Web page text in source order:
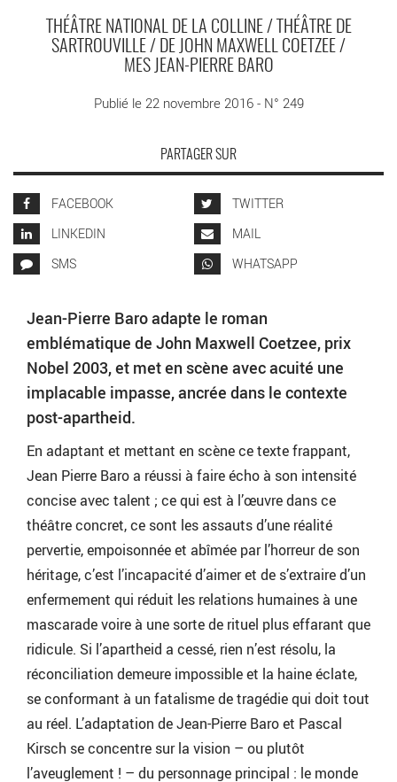
THÉÂTRE NATIONAL DE LA COLLINE / THÉÂTRE DE
SARTROUVILLE / DE JOHN MAXWELL COETZEE /
MES JEAN-PIERRE BARO
Publié le 22 novembre 2016 - N° 249
PARTAGER SUR
FACEBOOK
TWITTER
LINKEDIN
MAIL
SMS
WHATSAPP
Jean-Pierre Baro adapte le roman
emblématique de John Maxwell Coetzee, prix
Nobel 2003, et met en scène avec acuité une
implacable impasse, ancrée dans le contexte
post-apartheid.
En adaptant et mettant en scène ce texte frappant,
Jean Pierre Baro a réussi à faire écho à son intensité
concise avec talent ; ce qui est à l’œuvre dans ce
théâtre concret, ce sont les assauts d’une réalité
pervertie, empoisonnée et abîmée par l’horreur de son
héritage, c’est l’incapacité d’aimer et de s’extraire d’un
enfermement qui réduit les relations humaines à une
mascarade voire à une sorte de rituel plus effarant que
ridicule. Si l’apartheid a cessé, rien n’est résolu, la
réconciliation demeure impossible et la haine éclate,
se conformant à un fatalisme de tragédie qui doit tout
au réel. L’adaptation de Jean-Pierre Baro et Pascal
Kirsch se concentre sur la vision – ou plutôt
l’aveuglement ! – du personnage principal : le monde